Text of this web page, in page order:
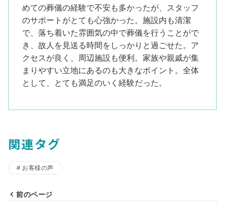
めての葬儀の経験で不安も多かったが、スタッフ
のサポートがとても心強かった。施設内も清潔
で、落ち着いた雰囲気の中で葬儀を行うことがで
き、故人を見送る時間をしっかりと過ごせた。ア
クセスが良く、周辺施設も便利。家族や親戚が集
まりやすい立地にあるのも大きなポイント。全体
として、とても満足のいく経験だった。
関連タグ
お客様の声
前のページ